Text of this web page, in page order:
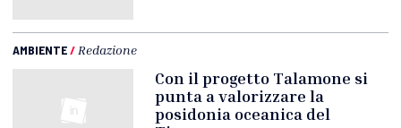
AMBIENTE/ Redazione
Con il progetto Talamone si
punta a valorizzare la
posidonia oceanica del